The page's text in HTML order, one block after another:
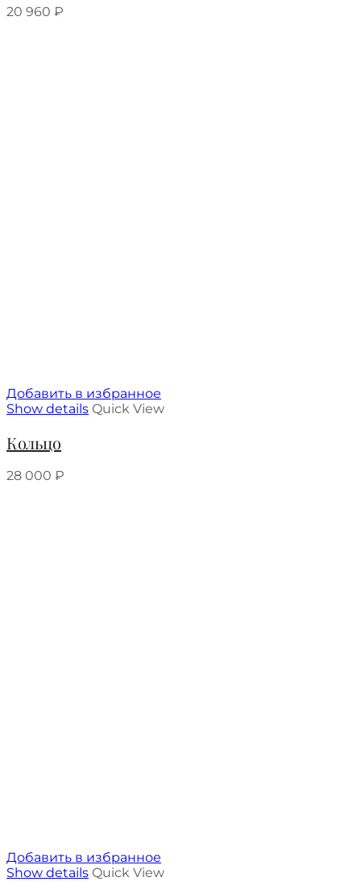
20 960 ₽
Добавить в избранное
Show details Quick View
Кольцо
28 000 ₽
Добавить в избранное
Show details Quick View